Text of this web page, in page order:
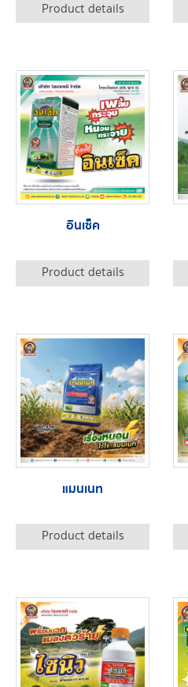
Product details
อินเซ็ค
Product details
แมนเนท
Product details